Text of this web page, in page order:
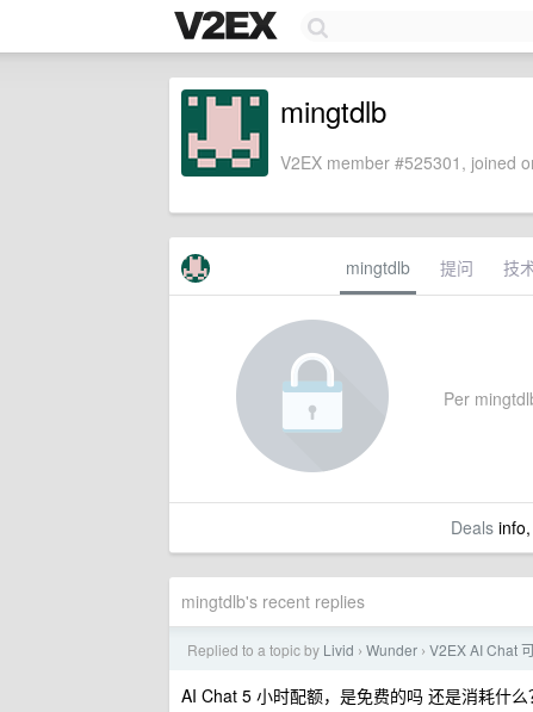
mingtdlb
V2EX member #525301, joined
mingtdlb 提问 技
Per
Dealsinfo,
mingtdlb's recent replies
Replied to a topic by Livid › Wunder › V2EX AI Chat
AI Chat 5 小时配额，是免费的吗 还是消耗什么